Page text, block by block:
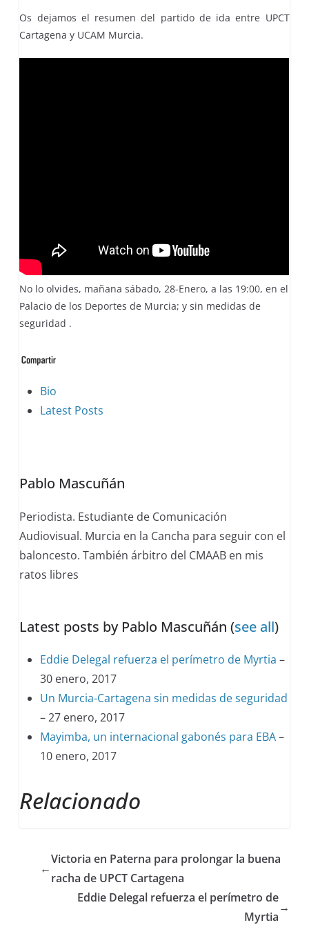
Os dejamos el resumen del partido de ida entre UPCT
Cartagena y UCAM Murcia.
No lo olvides, mañana sábado, 28-Enero, a las 19:00, en el
Palacio de los Deportes de Murcia; y sin medidas de
seguridad .
The
following
content
Bio
Latest Posts
Pablo Mascuñán
Periodista. Estudiante de Comunicación
Audiovisual. Murcia en la Cancha para seguir con el
baloncesto. También árbitro del CMAAB en mis
ratos libres
Latest posts by Pablo Mascuñán(see all)
Eddie Delegal refuerza el perímetro de Myrtia –
30 enero, 2017
Un Murcia-Cartagena sin medidas de seguridad
– 27 enero, 2017
Mayimba, un internacional gabonés para EBA–
10 enero, 2017
Relacionado
←
Victoria en Paterna para prolongar la buena
racha de UPCT Cartagena
Eddie Delegal refuerza el perímetro de
Myrtia
→